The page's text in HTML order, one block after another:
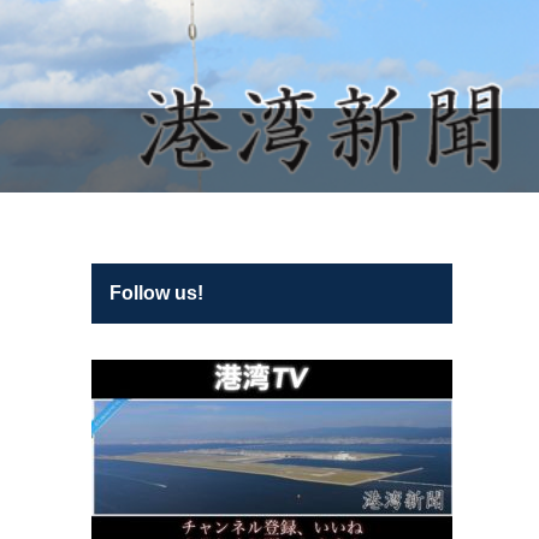
Follow us!